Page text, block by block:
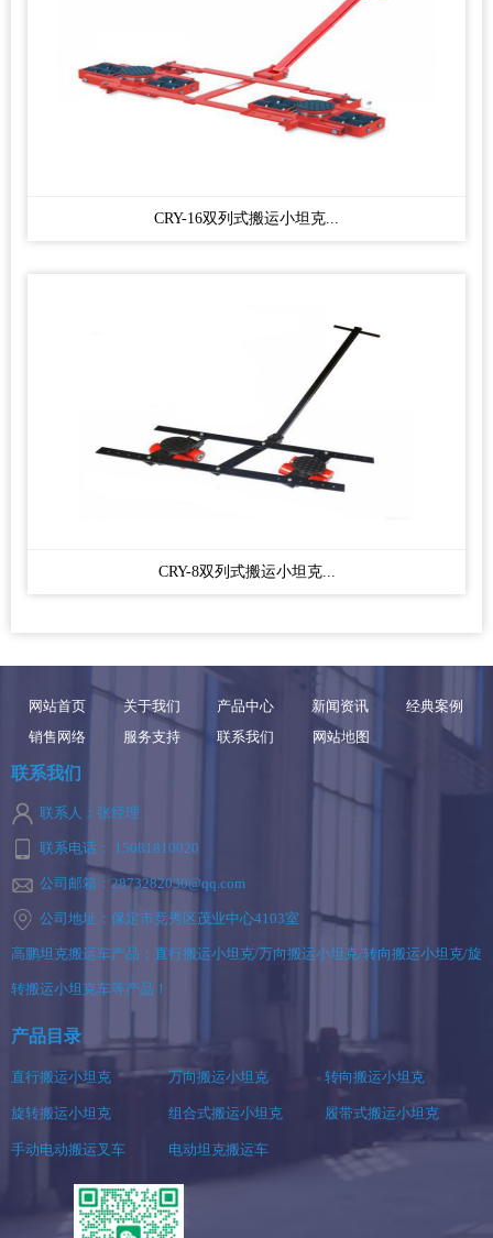
CRY-16双列式搬运小坦克...
CRY-8双列式搬运小坦克...
网站首页 关于我们 产品中心 新闻资讯
经典案例
销售网络
服务支持 联系我们 网站地图
联系我们
联系人：张经理
联系电话： 15081810020
公司邮箱：2873282030@qq.com
公司地址：保定市竞秀区茂业中心4103室
高鹏坦克搬运车产品：直行搬运小坦克/万向搬运小坦克/转向搬运小坦克/旋
转搬运小坦克车等产品！
产品目录
直行搬运小坦克 万向搬运小坦克 转向搬运小坦克
旋转搬运小坦克 组合式搬运小坦克 履带式搬运小坦克
手动电动搬运叉车 电动坦克搬运车